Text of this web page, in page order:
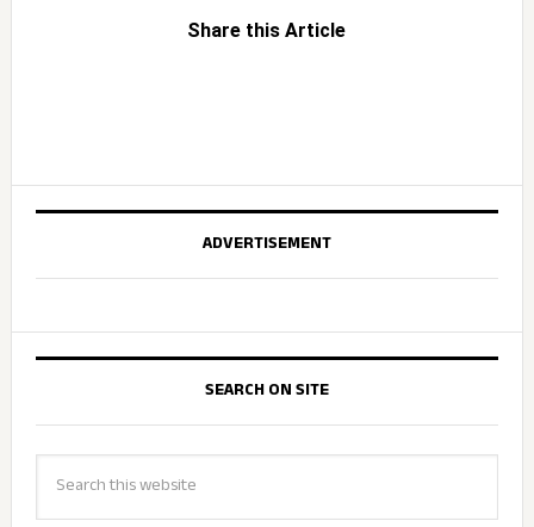
Share this Article
ADVERTISEMENT
SEARCH ON SITE